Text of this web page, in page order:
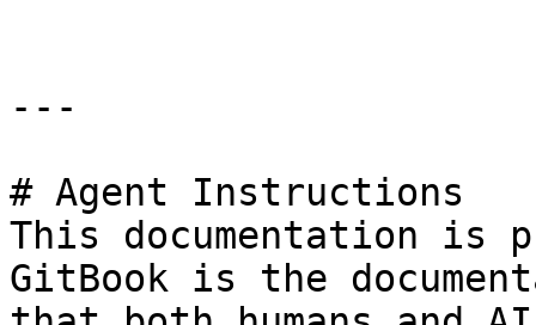
---
# Agent Instructions
This documentation is
GitBook is the